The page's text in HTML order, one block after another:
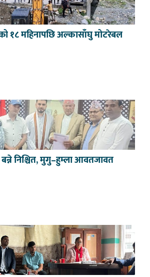
१८ महिनापछि अल्कासाँघु मोटरेबल
निश्चित, मुगु–हुम्ला आवतजावत